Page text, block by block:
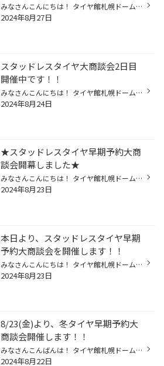
みなさんこんにちは！ タイヤ館札幌ドーム前です(*´Д｀*) ただいま冬タイヤの 早期予約大商談会開催中です！ 冬タイヤホイールを お持ちでない方や 長年お使い頂いたホイールから 新しいのに変えたいという方へ。 冬タイヤとご一緒に アルミホイールも如何ですか？ 当店では、冬にも強い 防錆クリア...
2024年8月27日
スタッドレスタイヤ大商談会2日目
開催中です！！
みなさんこんにちは！ タイヤ館札幌ドーム前です（●＾o＾●） ただいまスタッドレスタイヤ 大商談会2日目開催中ですっ！！ 早速多くのご来店、誠に 有難うございます！！！(^_^)/~ 9/8(日)まで開催しておりますので、 この期間中にタイヤ4本お買上げの お客様には、特典として BOXティッシュ1箱 プレ...
2024年8月24日
★スタッドレスタイヤ早期予約大商
談会開幕しました★
みなさんこんにちは！ タイヤ館札幌ドーム前です(*'ω'*) スタッドレスタイヤの早期予約大商談会 が開幕いたしました！！ 今冬タイヤを3年以上使っていて、 溝が減ってきていたりゴムが 硬くなってきたり、 ひび割れなどを起こしているという方は 早急に新品交換がオススメです！！ 上記の期間中であ...
2024年8月23日
本日より、スタッドレスタイヤ早期
予約大商談会を開催します！！
みなさんこんにちは！ タイヤ館札幌ドーム前です(*'ω'*) 8/23(金)～9/8(日)まで スタッドレスタイヤの早期予約大商談会を 開催します！！！ 今冬タイヤを3年以上使っていて、 溝が減ってきていたりゴムが 硬くなってきたり、 ひび割れなどを起こしているという方は 早急に新品交換がオススメです！...
2024年8月23日
8/23(金)より、冬タイヤ早期予約大
商談会開催します！！
みなさんこんばんは！ タイヤ館札幌ドーム前です⭐︎ 8/23(金)より、 冬タイヤ早期予約大商談会開催します！！ もう冬タイヤ？！と思われる お客様も多いかと思いますが、 少し早いこの時期だからこそメリットが沢山♪ ・早期特典でお買得！・在庫も豊富！ ・事前予約で安心！などなど、 冬タイヤの準...
2024年8月22日